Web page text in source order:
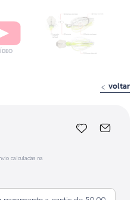
voltar
calculadas na